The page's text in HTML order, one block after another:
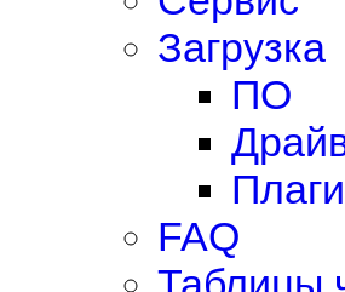
Загрузка
ПО
FAQ